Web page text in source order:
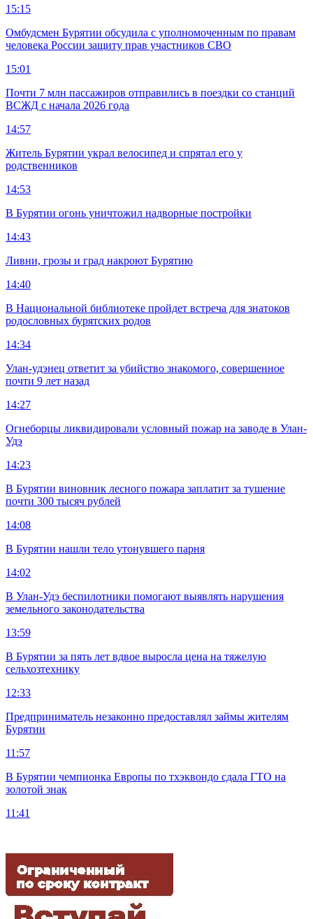
15:15
Омбудсмен Бурятии обсудила с уполномоченным по правам
человека России защиту прав участников СВО
15:01
Почти 7 млн пассажиров отправились в поездки со станций
ВСЖД с начала 2026 года
14:57
Житель Бурятии украл велосипед и спрятал его у
родственников
14:53
В Бурятии огонь уничтожил надворные постройки
14:43
Ливни, грозы и град накроют Бурятию
14:40
В Национальной библиотеке пройдет встреча для знатоков
родословных бурятских родов
14:34
Улан-удэнец ответит за убийство знакомого, совершенное
почти 9 лет назад
14:27
Огнеборцы ликвидировали условный пожар на заводе в Улан-
Удэ
14:23
В Бурятии виновник лесного пожара заплатит за тушение
почти 300 тысяч рублей
14:08
В Бурятии нашли тело утонувшего парня
14:02
В Улан-Удэ беспилотники помогают выявлять нарушения
земельного законодательства
13:59
В Бурятии за пять лет вдвое выросла цена на тяжелую
сельхозтехнику
12:33
Предприниматель незаконно предоставлял займы жителям
Бурятии
11:57
В Бурятии чемпионка Европы по тхэквондо сдала ГТО на
золотой знак
11:41